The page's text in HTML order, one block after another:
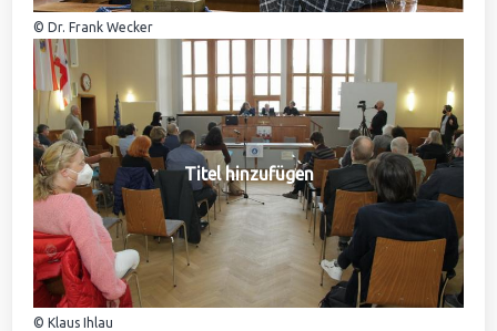
© Dr. Frank Wecker
Titel hinzufügen
© Klaus Ihlau